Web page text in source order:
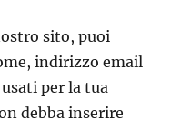
sito, puoi
indirizzo email
per la tua
debba inserire